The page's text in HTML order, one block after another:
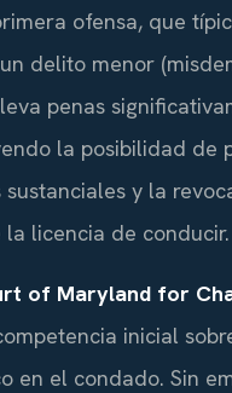
ofensa, que
delito menor
penas
la posibilidad de
y la
licencia de conducir.
of Maryland for
inicial
en el condado. Sin